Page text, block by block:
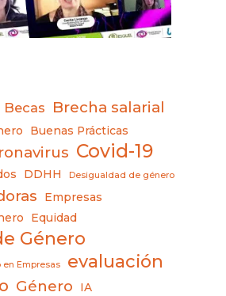
Becas Brecha salarial
Buenas Prácticas
Covid-19
DDHH Desigualdad de género
Empresas
Equidad
Género
Empresas evaluación
Género IA